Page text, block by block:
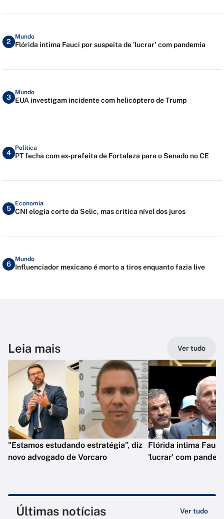
2
Mundo
Flórida intima Fauci por suspeita de 'lucrar' com pandemia
3
Mundo
EUA investigam incidente com helicóptero de Trump
4
Política
PT fecha com ex-prefeita de Fortaleza para o Senado no CE
5
Economia
CNI elogia corte da Selic, mas critica nível dos juros
6
Mundo
Influenciador mexicano é morto a tiros enquanto fazia live
Leia mais Ver tudo
"Estamos estudando estratégia”, diz
novo advogado de Vorcaro
Flórida intima
'lucrar' com
Últimas notícias Ver tudo